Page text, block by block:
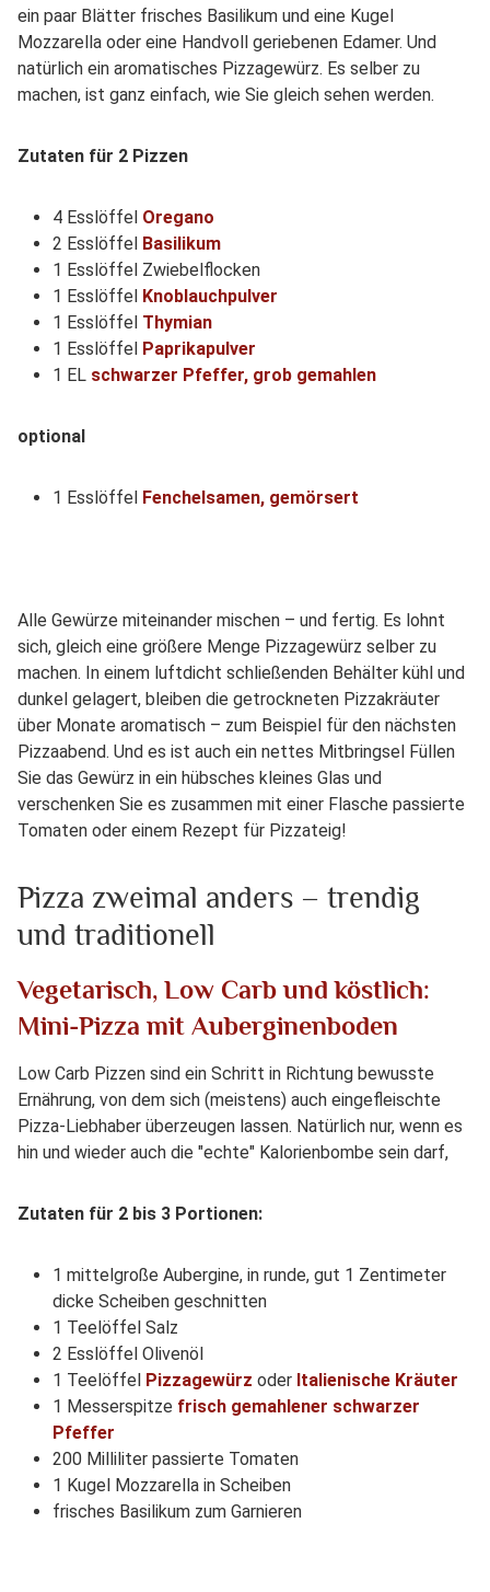
ein paar Blätter frisches Basilikum und eine Kugel
Mozzarella oder eine Handvoll geriebenen Edamer. Und
natürlich ein aromatisches Pizzagewürz. Es selber zu
machen, ist ganz einfach, wie Sie gleich sehen werden.
Zutaten für 2 Pizzen
4 Esslöffel Oregano
2 Esslöffel
Basilikum
1 Esslöffel Zwiebelflocken
1 Esslöffel
Knoblauchpulver
1 Esslöffel Thymian
1 Esslöffel
Paprikapulver
1 EL schwarzer Pfeffer, grob gemahlen
optional
1 Esslöffel Fenchelsamen, gemörsert
Alle Gewürze miteinander mischen – und fertig. Es lohnt
sich, gleich eine größere Menge Pizzagewürz selber zu
machen. In einem luftdicht schließenden Behälter kühl und
dunkel gelagert, bleiben die getrockneten Pizzakräuter
über Monate aromatisch – zum Beispiel für den nächsten
Pizzaabend. Und es ist auch ein nettes Mitbringsel Füllen
Sie das Gewürz in ein hübsches kleines Glas und
verschenken Sie es zusammen mit einer Flasche passierte
Tomaten oder einem Rezept für Pizzateig!
Pizza zweimal anders – trendig
und traditionell
Vegetarisch, Low Carb und köstlich:
Mini-Pizza mit Auberginenboden
Low Carb Pizzen sind ein Schritt in Richtung bewusste
Ernährung, von dem sich (meistens) auch eingefleischte
Pizza-Liebhaber überzeugen lassen. Natürlich nur, wenn es
hin und wieder auch die "echte" Kalorienbombe sein darf,
Zutaten für 2 bis 3 Portionen:
1 mittelgroße Aubergine, in runde, gut 1 Zentimeter
dicke Scheiben geschnitten
1 Teelöffel Salz
2 Esslöffel Olivenöl
1 Teelöffel
Pizzagewürz oder Italienische Kräuter
1 Messerspitze frisch gemahlener schwarzer
Pfeffer
200 Milliliter passierte Tomaten
1 Kugel Mozzarella in Scheiben
frisches Basilikum zum Garnieren